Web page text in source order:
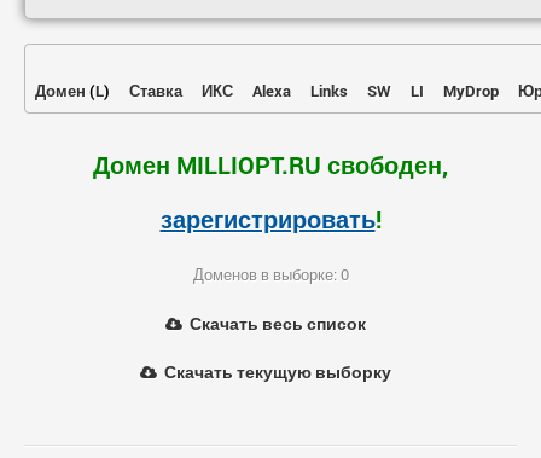
Домен (L) Ставка ИКС Alexa Links SW LI MyDrop
Домен MILLIOPT.RU свободен,
зарегистрировать!
Доменов в выборке: 0
Скачать весь список
Скачать текущую выборку